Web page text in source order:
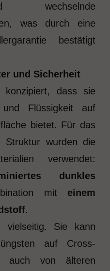
wechselnde
was durch eine
bestätigt
und Sicherheit
dass sie
Flüssigkeit auf
bietet. Für das
Struktur wurden die
verwendet:
dunkles
mit einem
.
Sie kann
auf Cross-
auch von älteren